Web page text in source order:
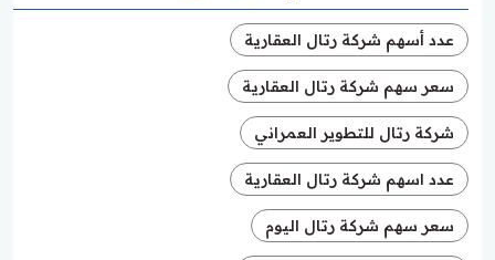
عدد أسهم شركة رتال العقارية
سعر سهم شركة رتال العقارية
شركة رتال للتطوير العمراني
عدد اسهم شركة رتال العقارية
سعر سهم شركة رتال اليوم